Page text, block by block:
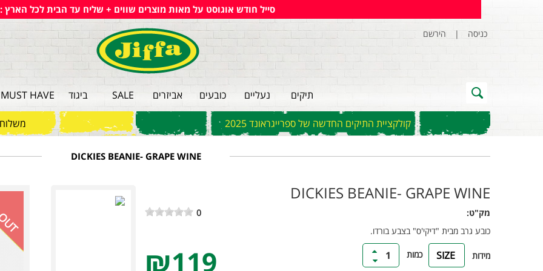
סייל חודש אוגוסט על מאות מוצרים שווים + שליח עד הבית לכל הארץ
כניסה | הירשם
תיקים נעליים כובעים אביזרים SALE ביגוד MUST HAVE
קולקציית התיקים החדשה של ספרייגראונד 2025
DICKIES BEANIE- GRAPE WINE
DICKIES BEANIE- GRAPE WINE
מק"ט:
כובע גרב מבית "דיקי'ס" בצבע בורדו.
מידות ONE SIZEכמות 1
0
₪119